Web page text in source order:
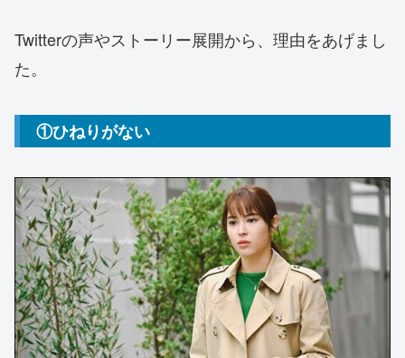
Twitterの声やストーリー展開から、理由をあげまし
た。
①ひねりがない